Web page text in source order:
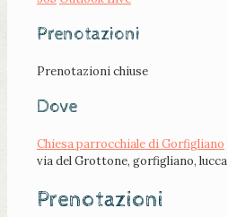
Prenotazioni
Prenotazioni chiuse
Dove
Chiesa parrocchiale di Gorfigliano
via del Grottone, gorfigliano, lucca
Prenotazioni